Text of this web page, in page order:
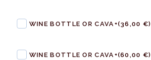
WINE BOTTLE OR CAVA+(36,00 €)
WINE BOTTLE OR CAVA+(60,00 €)